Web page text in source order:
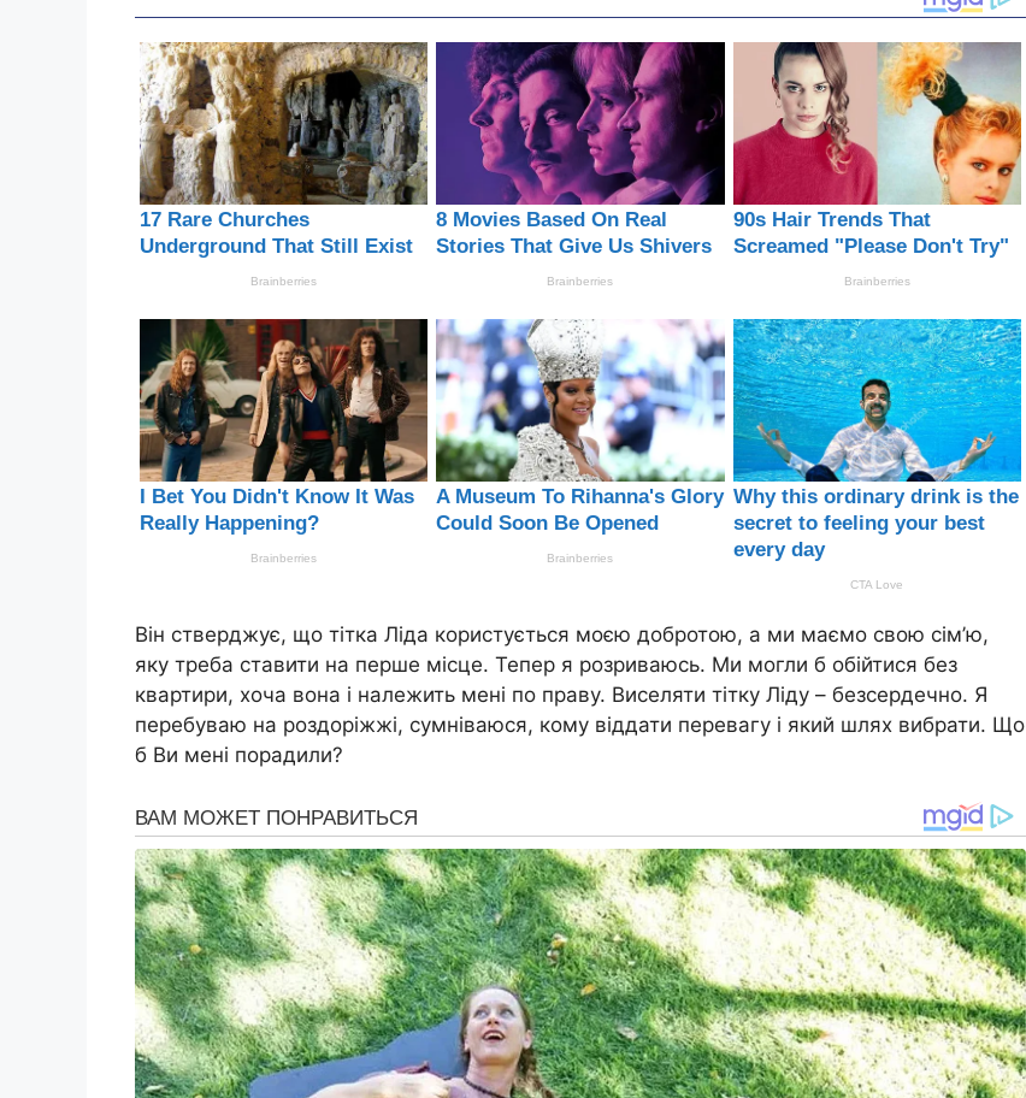
Він стверджує, що тітка Ліда користується моєю добротою, а ми маємо свою сім’ю,
яку треба ставити на перше місце. Тепер я розриваюсь. Ми могли б обійтися без
квартири, хоча вона і належить мені по праву. Виселяти тітку Ліду – безсердечно. Я
перебуваю на роздоріжжі, сумніваюся, кому віддати перевагу і який шлях вибрати. Що
б Ви мені порадили?